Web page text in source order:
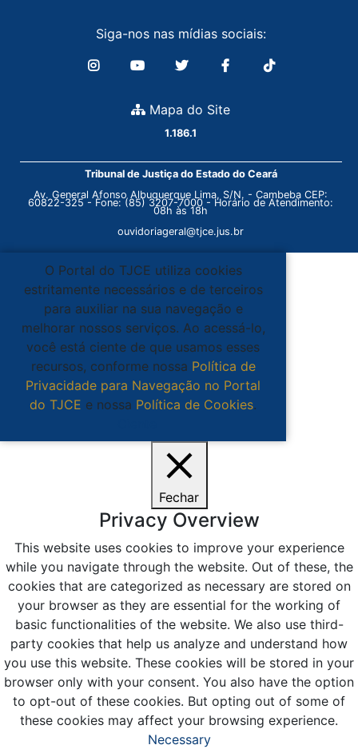
Siga-nos nas mídias sociais:
Mapa do Site
1.186.1
Tribunal de Justiça do Estado do Ceará
Av. General Afonso Albuquerque Lima, S/N. - Cambeba CEP:
60822-325 - Fone: (85) 3207-7000 - Horário de Atendimento:
08h às 18h
ouvidoriageral@tjce.jus.br
O Portal do TJCE utiliza cookies
estritamente necessários e de terceiros
para auxiliar na sua navegação e
melhorar nossos serviços. Ao acessá-lo,
você está ciente de que usamos esses
recursos, conforme nossa Política de
Privacidade para Navegação no Portal
do TJCE e nossa Política de Cookies.
Fechar
Privacy Overview
This website uses cookies to improve your experience
while you navigate through the website. Out of these, the
cookies that are categorized as necessary are stored on
your browser as they are essential for the working of
basic functionalities of the website. We also use third-
party cookies that help us analyze and understand how
you use this website. These cookies will be stored in your
browser only with your consent. You also have the option
to opt-out of these cookies. But opting out of some of
these cookies may affect your browsing experience.
Necessary